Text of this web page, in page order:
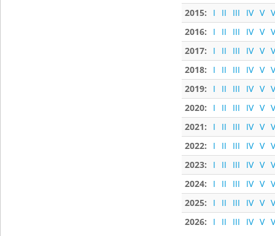
2015:
I II III IV V
2016:
I II III IV V
2017:
I II III IV V
2018:
I II III IV V
2019:
I II III IV V
2020:
I II III IV V
2021:
I II III IV V
2022:
I II III IV V
2023:
I II III IV V
2024:
I II III IV V
2025:
I II III IV V
2026:
I II III IV V